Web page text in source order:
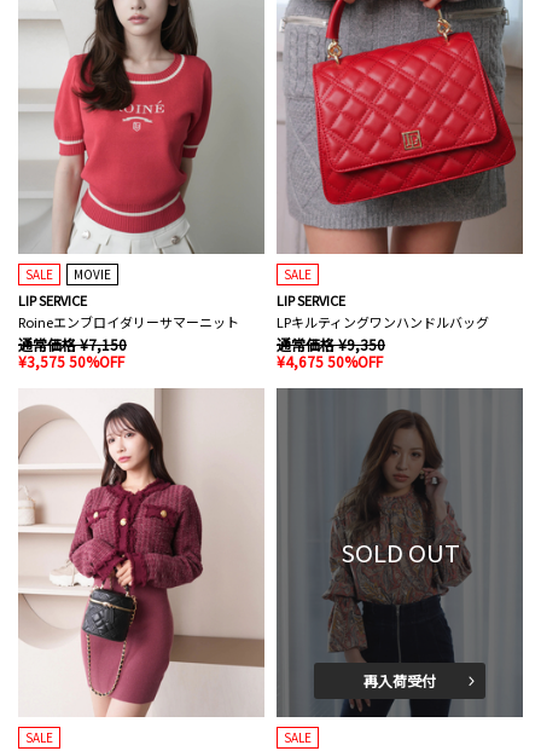
SALE MOVIE
LIP SERVICE
Roineエンブロイダリーサマーニット
通常価格 ¥7,150
¥3,575 50%OFF
SALE
LIP SERVICE
LPキルティングワンハンドルバッグ
通常価格 ¥9,350
¥4,675 50%OFF
SALE
SOLD OUT
再入荷受付
SALE